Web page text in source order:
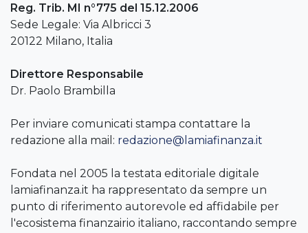
Reg. Trib. MI n°775 del 15.12.2006
Sede Legale: Via Albricci 3
20122 Milano, Italia
Direttore Responsabile
Dr. Paolo Brambilla
Per inviare comunicati stampa contattare la
redazione alla mail: redazione@lamiafinanza.it
Fondata nel 2005 la testata editoriale digitale
lamiafinanza.it ha rappresentato da sempre un
punto di riferimento autorevole ed affidabile per
l'ecosistema finanzairio italiano, raccontando sempre